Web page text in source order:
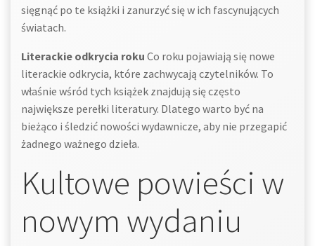
sięgnąć po te książki i zanurzyć się w ich fascynujących
światach.
Literackie odkrycia roku Co roku pojawiają się nowe
literackie odkrycia, które zachwycają czytelników. To
właśnie wśród tych książek znajdują się często
największe perełki literatury. Dlatego warto być na
bieżąco i śledzić nowości wydawnicze, aby nie przegapić
żadnego ważnego dzieła.
Kultowe powieści w
nowym wydaniu